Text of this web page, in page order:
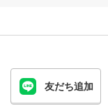
友だち追加